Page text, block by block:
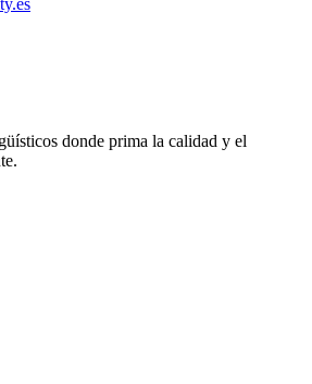
donde prima la calidad y el